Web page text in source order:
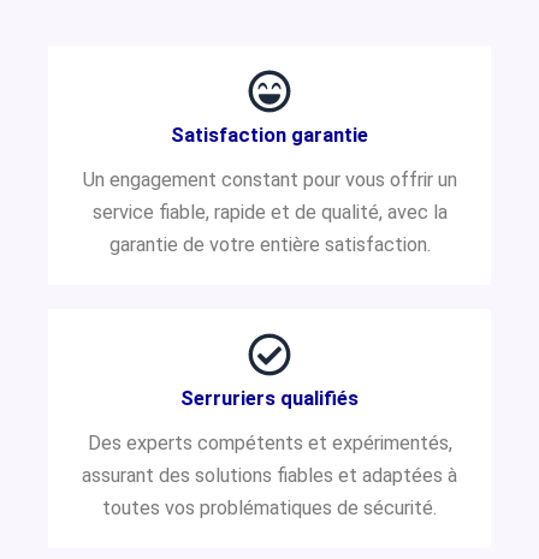
Satisfaction garantie
Un engagement constant pour vous offrir un
service fiable, rapide et de qualité, avec la
garantie de votre entière satisfaction.
Serruriers qualifiés
Des experts compétents et expérimentés,
assurant des solutions fiables et adaptées à
toutes vos problématiques de sécurité.